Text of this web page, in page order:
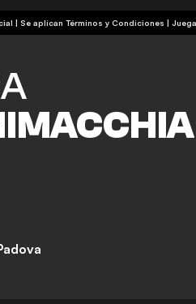
+18 | Contenido Comercial | Se aplican Términos y